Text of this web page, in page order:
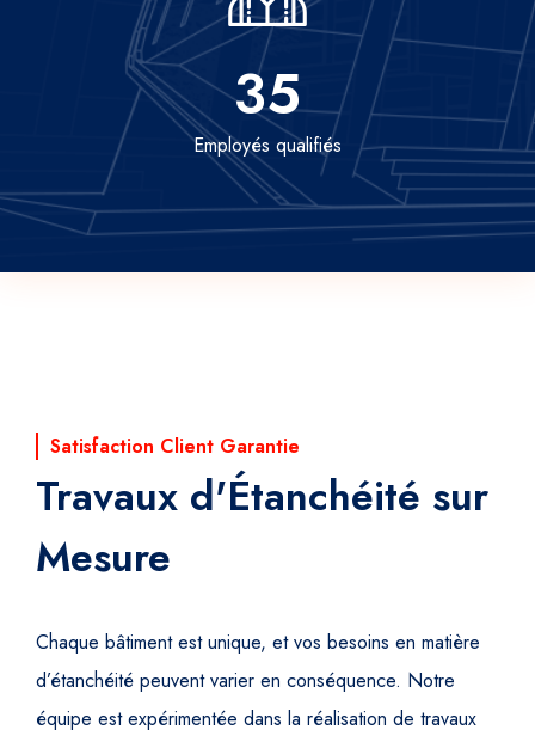
35
Employés qualifiés
Satisfaction Client Garantie
Travaux d'Étanchéité sur
Mesure
Chaque bâtiment est unique, et vos besoins en matière
d’étanchéité peuvent varier en conséquence. Notre
équipe est expérimentée dans la réalisation de travaux